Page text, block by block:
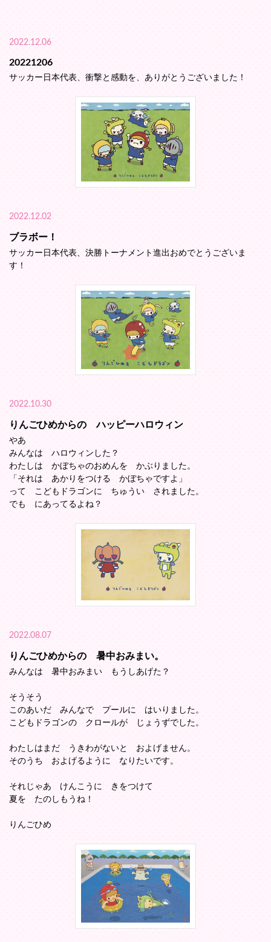
2022.12.06
20221206
サッカー日本代表、衝撃と感動を、ありがとうございました！
2022.12.02
ブラボー！
サッカー日本代表、決勝トーナメント進出おめでとうございま
す！
2022.10.30
りんごひめからの ハッピーハロウィン
やあ
みんなは ハロウィンした？
わたしは かぼちゃのおめんを かぶりました。
「それは あかりをつける かぼちゃですよ」
って こどもドラゴンに ちゅうい されました。
でも にあってるよね？
2022.08.07
りんごひめからの 暑中おみまい。
みんなは 暑中おみまい もうしあげた？
そうそう
このあいだ みんなで プールに はいりました。
こどもドラゴンの クロールが じょうずでした。
わたしはまだ うきわがないと およげません。
そのうち およげるように なりたいです。
それじゃあ けんこうに きをつけて
夏を たのしもうね！
りんごひめ